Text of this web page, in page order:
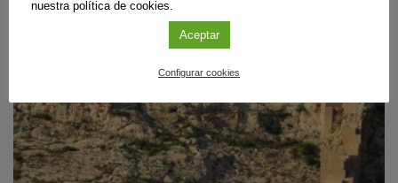
nuestra política de cookies.
Aceptar
Configurar cookies